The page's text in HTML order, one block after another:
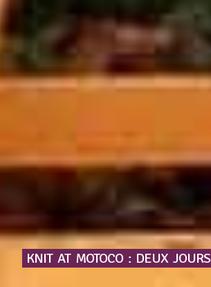
KNIT AT MOTOCO : DEUX JOURS